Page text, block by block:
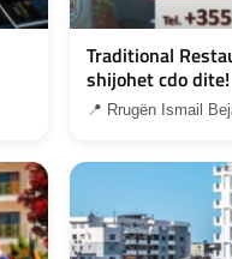
Traditional
shijohet cdo dite!
📍 Rrugën Ismail